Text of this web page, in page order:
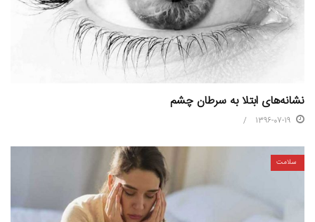
نشانه‌های ابتلا به سرطان چشم
1396-07-19
سلامت